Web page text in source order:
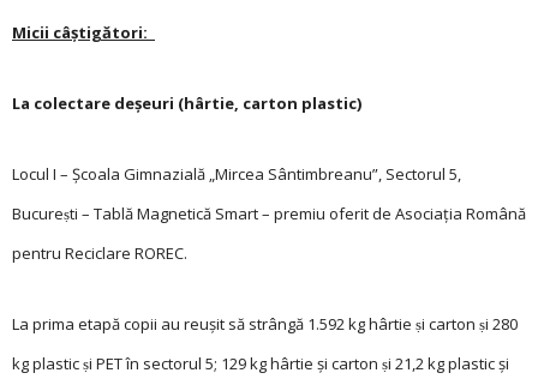
Micii câștigători:
La colectare deșeuri ­(hârtie, carton plastic)
Locul I – Şcoala Gimnazială „Mircea Sântimbreanu”, Sectorul 5,
Bucureṣti – Tablă Magnetică Smart – premiu oferit de Asociația Română
pentru Reciclare ROREC.
La prima etapă copii au reușit să strângă 1.592 kg hârtie ṣi carton ṣi 280
kg plastic ṣi PET în sectorul 5; 129 kg hârtie şi carton ṣi 21,2 kg plastic şi